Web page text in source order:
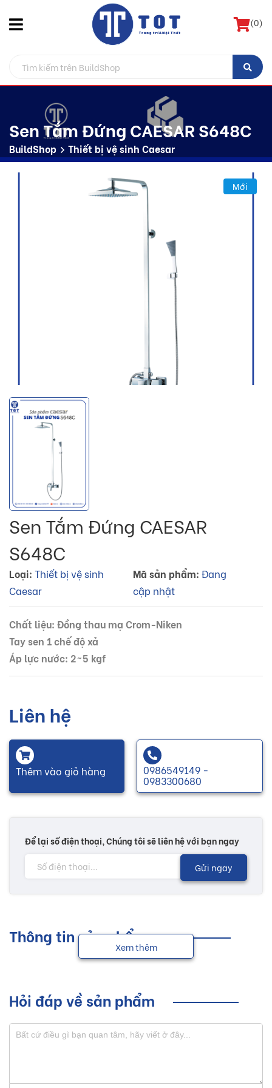
(0)
Sen Tắm Đứng CAESAR S648C
BuildShop Thiết bị vệ sinh Caesar
Mới
Sen Tắm Đứng CAESAR
S648C
Loại: Thiết bị vệ sinh
Caesar
Mã sản phẩm: Đang
cập nhật
Chất liệu: Đồng thau mạ Crom-Niken
Tay sen 1 chế độ xả
Áp lực nước: 2~5 kgf
Liên hệ
Thêm vào giỏ hàng 0986549149 -
0983300680
Để lại số điện thoại, Chúng tôi sẽ liên hệ với bạn ngay
Gửi ngay
Thông tin sản phẩm
Xem thêm
Hỏi đáp về sản phẩm